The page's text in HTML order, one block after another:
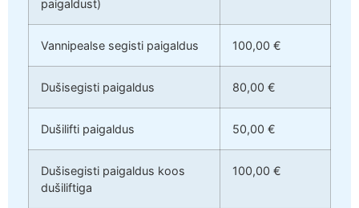
paigaldust)
Vannipealse segisti paigaldus 100,00 €
Dušisegisti paigaldus 80,00 €
Dušilifti paigaldus 50,00 €
Dušisegisti paigaldus koos
dušiliftiga
100,00 €